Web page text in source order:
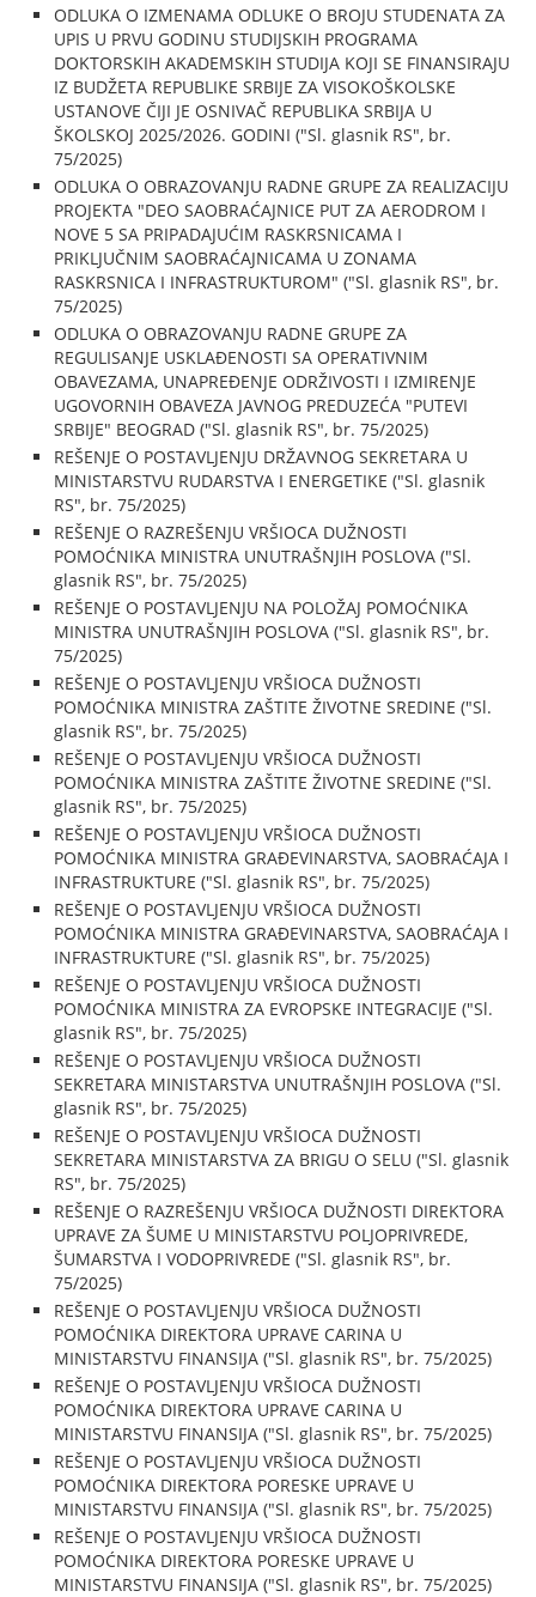
ODLUKA O IZMENAMA ODLUKE O BROJU STUDENATA ZA
UPIS U PRVU GODINU STUDIJSKIH PROGRAMA
DOKTORSKIH AKADEMSKIH STUDIJA KOJI SE FINANSIRAJU
IZ BUDŽETA REPUBLIKE SRBIJE ZA VISOKOŠKOLSKE
USTANOVE ČIJI JE OSNIVAČ REPUBLIKA SRBIJA U
ŠKOLSKOJ 2025/2026. GODINI ("Sl. glasnik RS", br.
75/2025)
ODLUKA O OBRAZOVANJU RADNE GRUPE ZA REALIZACIJU
PROJEKTA "DEO SAOBRAĆAJNICE PUT ZA AERODROM I
NOVE 5 SA PRIPADAJUĆIM RASKRSNICAMA I
PRIKLJUČNIM SAOBRAĆAJNICAMA U ZONAMA
RASKRSNICA I INFRASTRUKTUROM" ("Sl. glasnik RS", br.
75/2025)
ODLUKA O OBRAZOVANJU RADNE GRUPE ZA
REGULISANJE USKLAĐENOSTI SA OPERATIVNIM
OBAVEZAMA, UNAPREĐENJE ODRŽIVOSTI I IZMIRENJE
UGOVORNIH OBAVEZA JAVNOG PREDUZEĆA "PUTEVI
SRBIJE" BEOGRAD ("Sl. glasnik RS", br. 75/2025)
REŠENJE O POSTAVLJENJU DRŽAVNOG SEKRETARA U
MINISTARSTVU RUDARSTVA I ENERGETIKE ("Sl. glasnik
RS", br. 75/2025)
REŠENJE O RAZREŠENJU VRŠIOCA DUŽNOSTI
POMOĆNIKA MINISTRA UNUTRAŠNJIH POSLOVA ("Sl.
glasnik RS", br. 75/2025)
REŠENJE O POSTAVLJENJU NA POLOŽAJ POMOĆNIKA
MINISTRA UNUTRAŠNJIH POSLOVA ("Sl. glasnik RS", br.
75/2025)
REŠENJE O POSTAVLJENJU VRŠIOCA DUŽNOSTI
POMOĆNIKA MINISTRA ZAŠTITE ŽIVOTNE SREDINE ("Sl.
glasnik RS", br. 75/2025)
REŠENJE O POSTAVLJENJU VRŠIOCA DUŽNOSTI
POMOĆNIKA MINISTRA ZAŠTITE ŽIVOTNE SREDINE ("Sl.
glasnik RS", br. 75/2025)
REŠENJE O POSTAVLJENJU VRŠIOCA DUŽNOSTI
POMOĆNIKA MINISTRA GRAĐEVINARSTVA, SAOBRAĆAJA I
INFRASTRUKTURE ("Sl. glasnik RS", br. 75/2025)
REŠENJE O POSTAVLJENJU VRŠIOCA DUŽNOSTI
POMOĆNIKA MINISTRA GRAĐEVINARSTVA, SAOBRAĆAJA I
INFRASTRUKTURE ("Sl. glasnik RS", br. 75/2025)
REŠENJE O POSTAVLJENJU VRŠIOCA DUŽNOSTI
POMOĆNIKA MINISTRA ZA EVROPSKE INTEGRACIJE ("Sl.
glasnik RS", br. 75/2025)
REŠENJE O POSTAVLJENJU VRŠIOCA DUŽNOSTI
SEKRETARA MINISTARSTVA UNUTRAŠNJIH POSLOVA ("Sl.
glasnik RS", br. 75/2025)
REŠENJE O POSTAVLJENJU VRŠIOCA DUŽNOSTI
SEKRETARA MINISTARSTVA ZA BRIGU O SELU ("Sl. glasnik
RS", br. 75/2025)
REŠENJE O RAZREŠENJU VRŠIOCA DUŽNOSTI DIREKTORA
UPRAVE ZA ŠUME U MINISTARSTVU POLJOPRIVREDE,
ŠUMARSTVA I VODOPRIVREDE ("Sl. glasnik RS", br.
75/2025)
REŠENJE O POSTAVLJENJU VRŠIOCA DUŽNOSTI
POMOĆNIKA DIREKTORA UPRAVE CARINA U
MINISTARSTVU FINANSIJA ("Sl. glasnik RS", br. 75/2025)
REŠENJE O POSTAVLJENJU VRŠIOCA DUŽNOSTI
POMOĆNIKA DIREKTORA UPRAVE CARINA U
MINISTARSTVU FINANSIJA ("Sl. glasnik RS", br. 75/2025)
REŠENJE O POSTAVLJENJU VRŠIOCA DUŽNOSTI
POMOĆNIKA DIREKTORA PORESKE UPRAVE U
MINISTARSTVU FINANSIJA ("Sl. glasnik RS", br. 75/2025)
REŠENJE O POSTAVLJENJU VRŠIOCA DUŽNOSTI
POMOĆNIKA DIREKTORA PORESKE UPRAVE U
MINISTARSTVU FINANSIJA ("Sl. glasnik RS", br. 75/2025)